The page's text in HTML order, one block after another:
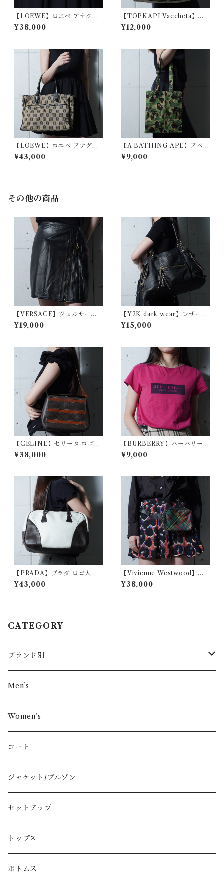
【LOEWE】ロエベ アナグラ
ムロゴ総柄レザー・キャンバ
スショルダーバッグ blackwhi
¥38,000
【TOPKAPI Vaccheta】レ
ザーショルダーバッグ ivory
¥12,000
【LOEWE】ロエベ アナグラ
ムロゴ総柄レザー・キャンバ
ストートバッグ black＆beige
¥43,000
【A BATHING APE】アベイ
シングエイプ Y2K カモフラー
ジュ柄トートバッグ green &
¥9,000
その他の商品
【VERSACE】ヴェルサーチ
エンボスメドゥーサレザース
カート black
¥19,000
【Y2K dark wear】レザート
ートバッグ black
¥15,000
【CELINE】セリーヌ ロゴ入
マカダム柄 ストライプレザー
ワンショルダーバッグ brown
¥38,000
【BURBERRY】バーバリー
ボックスロゴプリント ショー
トスリーブTシャツ berry pin
¥9,000
【PRADA】プラダ ロゴ入バ
イカラーレザーポーリングバ
ッグ white&black
¥43,000
【Vivienne Westwood】ヴ
ィヴィアンウエストウッド オ
ーブロゴ タータンチェックレ
¥38,000
CATEGORY
ブランド別
その他ブランド
COMME des GARÇONS
Vivienne Westwood
BURBERRY
PRADA
GUCCI
LOEWE
Men’s
Women’s
コート
ジャケット/ブルゾン
セットアップ
トップス
ボトムス